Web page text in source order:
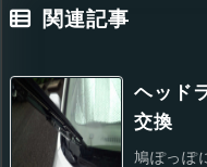
関連記事
ヘッド
交換
鳩ぽっぽ